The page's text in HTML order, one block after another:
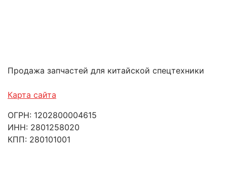
Продажа запчастей для китайской спецтехники
Карта сайта
ОГРН: 1202800004615
ИНН: 2801258020
КПП: 280101001